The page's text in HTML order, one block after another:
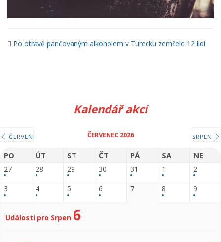
Po otravě pančovaným alkoholem v Turecku zemřelo 12 lidí
Kalendář akcí
ČERVEN ČERVENEC 2026 SRPEN
PO ÚT ST ČT PÁ SA NE
27 28 29 30 31 1 2
3 4 5 6 7 8 9
Události pro Srpen 6